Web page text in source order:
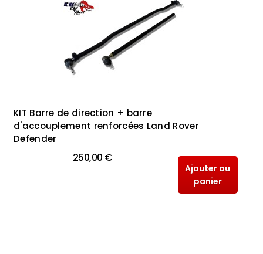
KIT Barre de direction + barre
d'accouplement renforcées Land Rover
Defender
250,00 €
Ajouter au
panier